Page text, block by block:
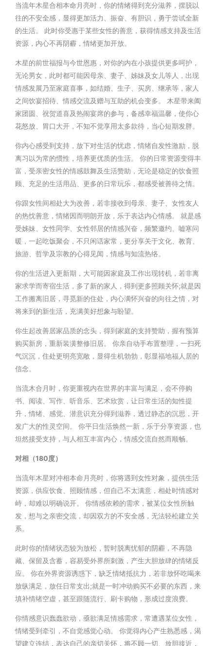
当流年木星合相本命月亮时，你的情绪得到充分滋养，摆脱以
往的不安全感，显得更加活力、振奋、有胆识，勇于尝试全新
的生活。 此时你受惠于某些女性的善意，获得情感支持及生活
资源，内心不再阴霾，情绪更加开放。
木星的前世福报与今世恩惠，对你的内在小孩提供更多呵护，
无论男女，此时都可能因母亲、妻子、姊妹及女儿等人，出现
情感发展乃至家庭喜事，如结婚、生子、买房、继承等，家人
之间饮宴招待、情感交流及赠与互助的机会变多。 木星带来阖
家团圆、祝贺道喜及热闹宴席的参与，备感幸福温馨，使你心
花怒放、胃口大开，不知不觉享用太多款待，当心短期发胖。
你内心感受到支持，放下对生活的忧虑，情绪自发性激励，脱
离习以为常的惯性，培养更优质的生活。 你的日常资源变得丰
富，受亲密女性的情感鼓舞及生活赞助，无论是稳定的饮食照
顾、充足的生活用品、更多的日常玩乐，都感受被善待之情。
你跟女性间相处大为改善，若非接收到母亲、妻子、女性友人
的热忱善意，情绪因而明朗开放，乐于表达内心情感。 就是感
受姊妹、女性同学、女性邻居的情感兴奋，频繁邀约、嘘寒问
暖，一起吃饭聚会，不只闲话家常，更分享关于文化、教育、
旅游、哲学及宗教的心得见闻，情感与知流热络。
你的生活进入更新期，大可能因家庭及工作出现转机，若非离
家求学而寄宿生活，多了新的家人，得到更多照顾关怀;就是因
工作搬离旧居，寻觅新的住处，内心满怀兴奋的向往之情，对
将来到的新生活，充满美好想象与盼望。
你生起改善居家品质的念头，得到家庭的支持赞助，握有预算
购买新房，重新装潢整修旧居。 你亲自动手布置整理，一扫死
气沉沉，住处更明亮宽敞，显得生机勃勃，彰显福地福人居的
信念。
当流木合月时，你更重视内在世界的丰富与满足，会不停购
书、阅读、写作、听音乐、艺术欣赏，让日常生活的知性提
升，情绪、感觉、潜意识充分得到滋养，透过静态的沉思，开
发广大的性灵空间。 你平日生活焕然一新，乐于分享资源，也
坦然接受支持，与人相互丰富内心，情感交流自然而顺畅。
对相（180度）
当流年木星对冲相本命月亮时，你将遇到女性对象，提供生活
资源，供应饮食、照顾情感，但自己不太满意，相处时情感对
峙，却难以明确说开。 你情感依赖的需求，被某位女性所触
发，想与之亲密交流，却因双方的不安全感，无法轻松建立关
系。
此时你的情绪状态较为放松，暂时脱离忧郁的阴霾，不再隐
藏、保留及含蓄，容易受外界所刺激，产生大胆放肆的情绪反
应。 你在外界资源诱惑下，缺乏情绪抵抗力，若非放怀吃喝来
放纵满足，放任日常支出;就是一时冲动购买不必要的东西，来
填补情绪空虚，甚至跟随流行、刷卡购物，形成过度浪费。
你情感意识蠢蠢欲动，亟欲满足情感需求，常遭遇某位女性，
情绪受到牵引，不自觉感觉心动。 你觉得内心产生熟悉感，渴
望建立连结，表达自己的亲切关怀，将不顾一切、放胆接近，